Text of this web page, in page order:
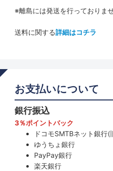
※離島には発送を行っておりませ
送料に関する詳細はコチラ
お支払いについて
銀行振込
3％ポイントバック
ドコモSMTBネット銀行
ゆうちょ銀行
PayPay銀行
楽天銀行